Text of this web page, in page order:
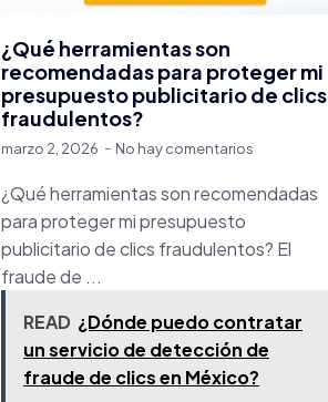
¿Qué herramientas son
recomendadas para proteger mi
presupuesto publicitario de clics
fraudulentos?
marzo 2, 2026 No hay comentarios
¿Qué herramientas son recomendadas
para proteger mi presupuesto
publicitario de clics fraudulentos? El
fraude de ...
READ ¿Dónde puedo contratar
un servicio de detección de
fraude de clics en México?